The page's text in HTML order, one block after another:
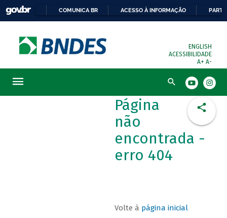
COMUNICA BR ACESSO À INFORMAÇÃO
ENGLISH
ACESSIBILIDADE
A+ A-
Busca
Página
não
encontrada -
erro 404
Volte à página inicial